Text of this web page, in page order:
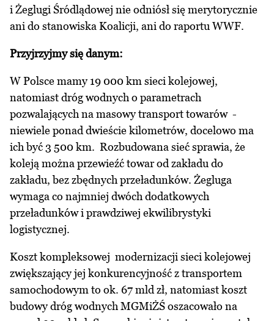
i Żeglugi Śródlądowej nie odniósł się merytorycznie
ani do stanowiska Koalicji, ani do raportu WWF.
Przyjrzyjmy się danym:
W Polsce mamy 19 000 km sieci kolejowej,
natomiast dróg wodnych o parametrach
pozwalających na masowy transport towarów -
niewiele ponad dwieście kilometrów, docelowo ma
ich być 3 500 km. Rozbudowana sieć sprawia, że
koleją można przewieźć towar od zakładu do
zakładu, bez zbędnych przeładunków. Żegluga
wymaga co najmniej dwóch dodatkowych
przeładunków i prawdziwej ekwilibrystyki
logistycznej.
Koszt kompleksowej modernizacji sieci kolejowej
zwiększający jej konkurencyjność z transportem
samochodowym to ok. 67 mld zł, natomiast koszt
budowy dróg wodnych MGMiŻŚ oszacowało na